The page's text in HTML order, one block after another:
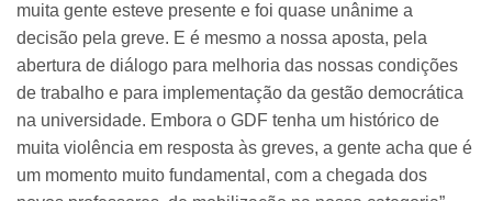
muita gente esteve presente e foi quase unânime a
decisão pela greve. E é mesmo a nossa aposta, pela
abertura de diálogo para melhoria das nossas condições
de trabalho e para implementação da gestão democrática
na universidade. Embora o GDF tenha um histórico de
muita violência em resposta às greves, a gente acha que é
um momento muito fundamental, com a chegada dos